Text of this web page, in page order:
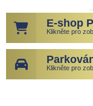
E-shop
Klikněte pro
Klikněte pro